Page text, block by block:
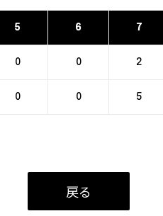
5 6 7
0 0 2
0 0 5
戻る